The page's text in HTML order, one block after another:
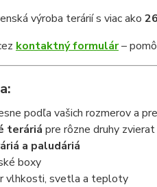
výroba terárií s viac ako
kontaktný formulár–
podľa vašich rozmerov a
teráriá pre rôzne druhy zvierat
a paludáriá
boxy
vlhkosti, svetla a teploty